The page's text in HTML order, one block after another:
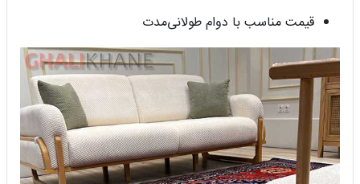
قیمت مناسب با دوام طولانی‌مدت